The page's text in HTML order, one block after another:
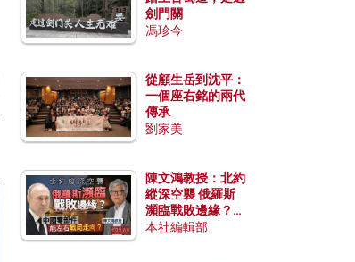
劍門關
馮珍今
從顧生岳到沈平：
一個座右銘的兩代
傳承
劉家美
陳文鴻教授：北約
縱深空襲 俄羅斯
瀕臨戰敗邊緣？中
國零部件能左右戰
本社編輯部